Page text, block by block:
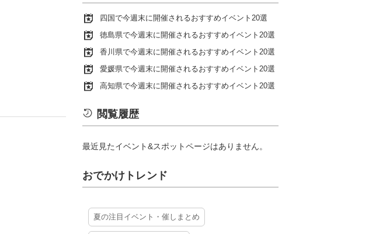
四国で今週末に開催されるおすすめイベント20選
徳島県で今週末に開催されるおすすめイベント20選
香川県で今週末に開催されるおすすめイベント20選
愛媛県で今週末に開催されるおすすめイベント20選
高知県で今週末に開催されるおすすめイベント20選
閲覧履歴
最近見たイベント&スポットページはありません。
おでかけトレンド
夏の注目イベント・催しまとめ